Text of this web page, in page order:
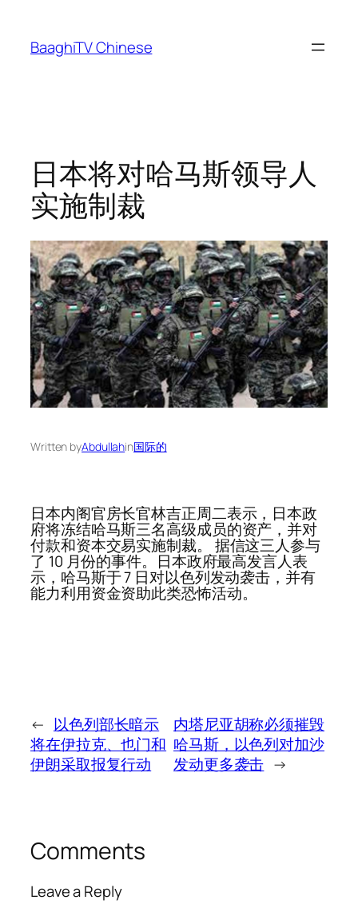
content
BaaghiTV Chinese
日本将对哈马斯领导人
实施制裁
Written byAbdullahin国际的
日本内阁官房长官林吉正周二表示，日本政
府将冻结哈马斯三名高级成员的资产，并对
付款和资本交易实施制裁。 据信这三人参与
了 10 月份的事件。日本政府最高发言人表
示，哈马斯于 7 日对以色列发动袭击，并有
能力利用资金资助此类恐怖活动。
← 以色列部长暗示
将在伊拉克、也门和
伊朗采取报复行动
内塔尼亚胡称必须摧毁
哈马斯，以色列对加沙
发动更多袭击 →
Comments
Leave a Reply